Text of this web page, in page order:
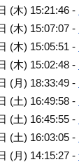
(木) 15:21:46 -
(木) 15:07:07 -
(木) 15:05:51 -
(木) 15:02:48 -
(月) 18:33:49 -
(土) 16:49:58 -
(土) 16:45:55 -
(土) 16:03:05 -
(月) 14:15:27 -